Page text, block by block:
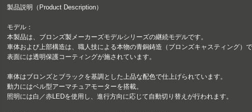
製品説明（Product Description）
モデル：
本製品は、ブロンズ製メーカーズモデルシリーズの継続モデルです。
車体および上部構造は、職人技による本物の青銅鋳造（ブロンズキャスティング）で
表面には透明保護コーティングが施されています。
車体はブロンズとブラックを基調とした上品な配色で仕上げられています。
動力にはベル型アーマチュアモーターを搭載。
照明には白／赤LEDを使用し、進行方向に応じて自動切り替えが行われます。